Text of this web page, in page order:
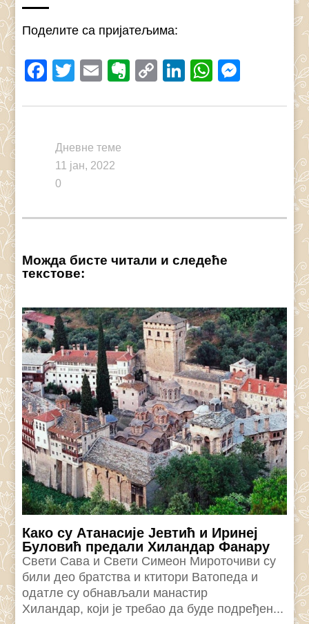
Поделите са пријатељима:
Facebook
Twitter
EmailEvernote
CopyLinkedIn
Дневне теме
11 јан, 2022
0
Можда бисте читали и следеће
текстове:
Како су Атанасије Јевтић и Иринеј
Буловић предали Хиландар Фанару
Свети Сава и Свети Симеон Мироточиви су
били део братства и ктитори Ватопеда и
одатле су обнављали манастир
Хиландар, који је требао да буде подређен...